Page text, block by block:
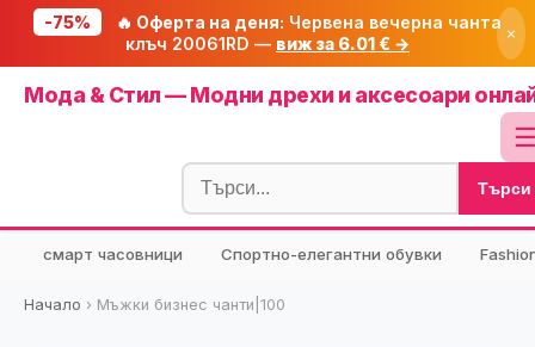
-75% 🔥 Оферта на деня: Червена вечерна чанта
клъч 20061RD — виж за 6.01 € → ×
Мода & Стил — Модни дрехи и аксесоари
Начало
🔥 Намаления
🧮 Калкулатори Търси
смарт часовници Спортно-елегантни обувки
Начало › Мъжки бизнес чанти|100